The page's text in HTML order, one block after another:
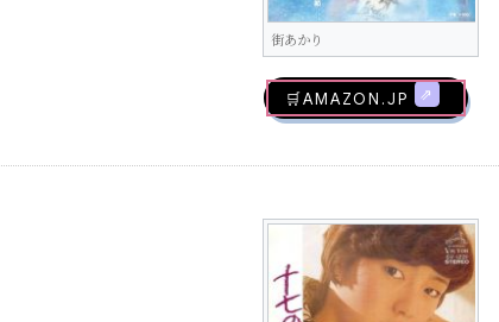
街あかり
🛒AMAZON.jp